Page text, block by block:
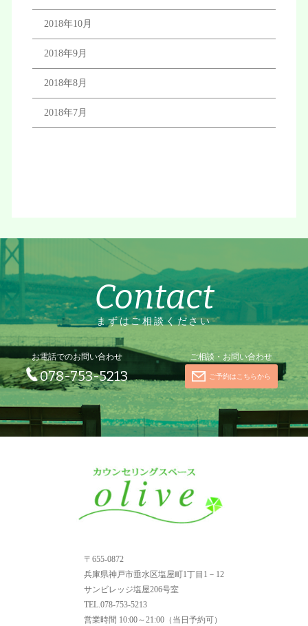
2018年10月
2018年9月
2018年8月
2018年7月
Contact
まずはご相談ください
お電話でのお問い合わせ
078-753-5213
ご相談・お問い合わせ
ご予約はこちらから
〒655-0872
兵庫県神戸市垂水区塩屋町1丁目1－12
サンビレッジ塩屋206号室
TEL.078-753-5213
営業時間 10:00～21:00（当日予約可）